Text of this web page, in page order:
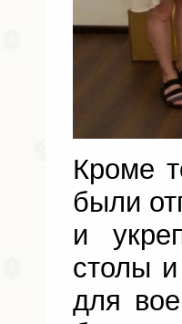
Кроме
были
и
столы
для